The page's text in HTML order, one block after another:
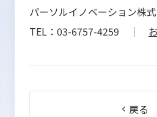
パーソルイノベーション株
TEL：03-6757-4259 ｜
戻る